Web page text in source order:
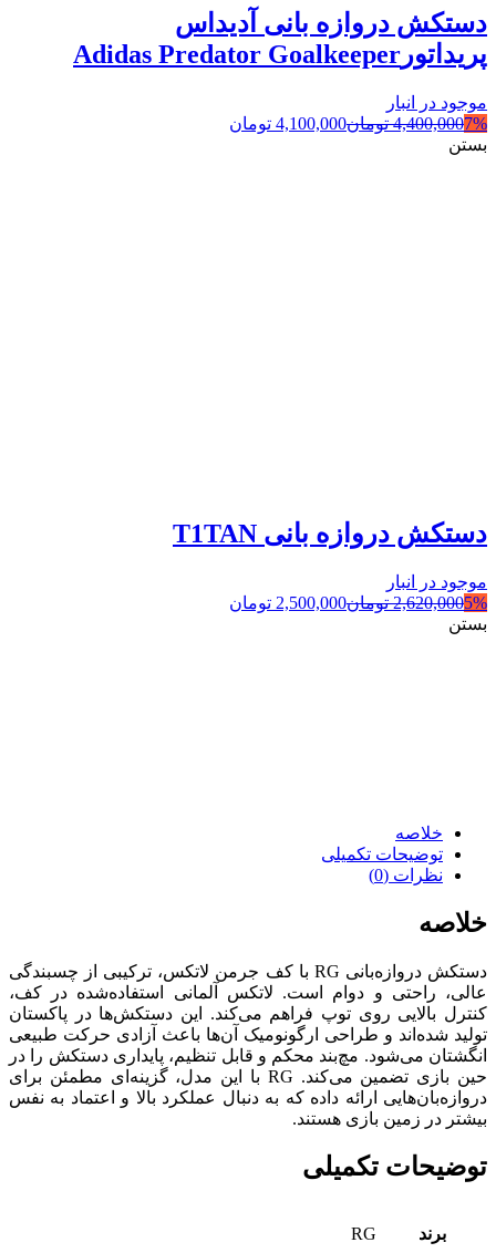
دستکش دروازه بانی آدیداس
پریداتورAdidas Predator Goalkeeper
موجود در انبار
7%
4,400,000 تومان4,100,000 تومان
بستن
دستکش دروازه بانی T1TAN
موجود در انبار
5%
2,620,000 تومان2,500,000 تومان
بستن
خلاصه
توضیحات تکمیلی
نظرات (0)
خلاصه
دستکش دروازه‌بانی RG با کف جرمن لاتکس، ترکیبی از چسبندگی
عالی، راحتی و دوام است. لاتکس آلمانی استفاده‌شده در کف،
کنترل بالایی روی توپ فراهم می‌کند. این دستکش‌ها در پاکستان
تولید شده‌اند و طراحی ارگونومیک آن‌ها باعث آزادی حرکت طبیعی
انگشتان می‌شود. مچ‌بند محکم و قابل تنظیم، پایداری دستکش را در
حین بازی تضمین می‌کند. RG با این مدل، گزینه‌ای مطمئن برای
دروازه‌بان‌هایی ارائه داده که به دنبال عملکرد بالا و اعتماد به نفس
بیشتر در زمین بازی هستند.
توضیحات تکمیلی
برند RG